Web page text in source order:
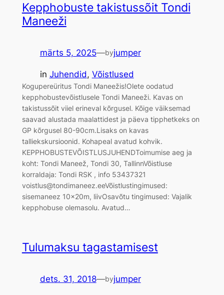
Kepphobuste takistussõit Tondi
Maneeži
märts 5, 2025—byjumper
in Juhendid, Võistlused
Kogupereüritus Tondi Maneežis!Olete oodatud
kepphobustevõistlusele Tondi Maneeži. Kavas on
takistussõit viiel erineval kõrgusel. Kõige väiksemad
saavad alustada maalattidest ja päeva tipphetkeks on
GP kõrgusel 80-90cm.Lisaks on kavas
talliekskursioonid. Kohapeal avatud kohvik.
KEPPHOBUSTEVÕISTLUSJUHENDToimumise aeg ja
koht: Tondi Maneež, Tondi 30, TallinnVõistluse
korraldaja: Tondi RSK , info 53437321
voistlus@tondimaneez.eeVõistlustingimused:
sisemaneez 10x20m, liivOsavõtu tingimused: Vajalik
kepphobuse olemasolu. Avatud…
Tulumaksu tagastamisest
dets. 31, 2018—byjumper